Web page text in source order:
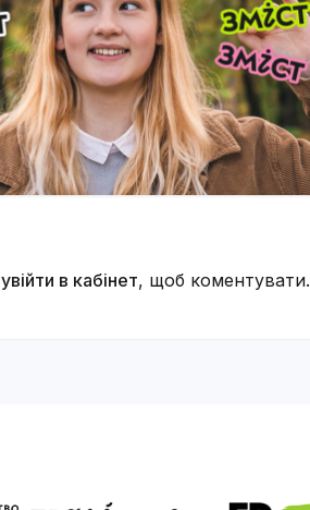
увійти в кабінет, щоб коментувати.